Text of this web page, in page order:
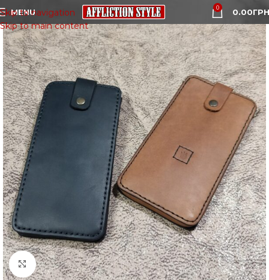
Skip to navigation
Skip to main content
MENU 0 0.00
Click to enlarge